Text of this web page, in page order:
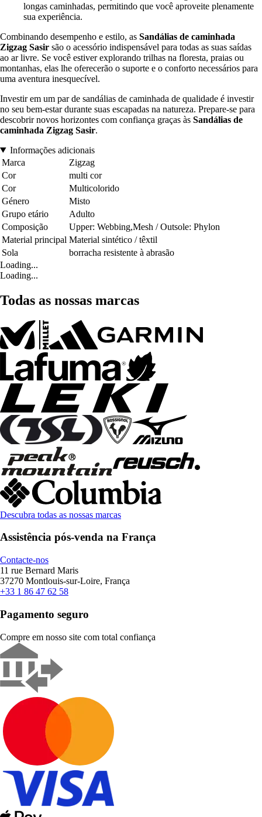
longas caminhadas, permitindo que você aproveite plenamente
sua experiência.
Combinando desempenho e estilo, as Sandálias de caminhada
Zigzag Sasir são o acessório indispensável para todas as suas saídas
ao ar livre. Se você estiver explorando trilhas na floresta, praias ou
montanhas, elas lhe oferecerão o suporte e o conforto necessários para
uma aventura inesquecível.
Investir em um par de sandálias de caminhada de qualidade é investir
no seu bem-estar durante suas escapadas na natureza. Prepare-se para
descobrir novos horizontes com confiança graças às Sandálias de
caminhada Zigzag Sasir.
Informações adicionais
Marca
Zigzag
Cor
multi cor
Cor
Multicolorido
Género
Misto
Grupo etário
Adulto
Composição
Upper: Webbing,Mesh / Outsole: Phylon
Material principal Material sintético / têxtil
Sola
borracha resistente à abrasão
Loading...
Loading...
Todas as nossas marcas
Descubra todas as nossas marcas
Assistência pós-venda na França
Contacte-nos
11 rue Bernard Maris
37270 Montlouis-sur-Loire, França
+33 1 86 47 62 58
Pagamento seguro
Compre em nosso site com total confiança